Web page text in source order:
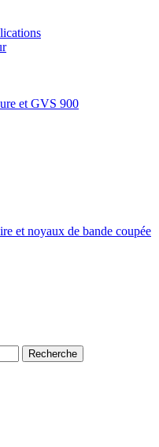
et GVS 900
et noyaux de bande coupée
Recherche